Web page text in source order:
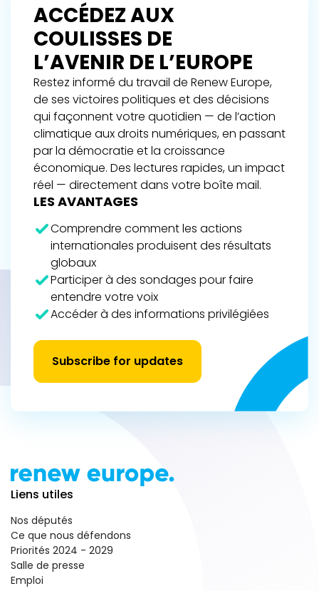
ACCÉDEZ AUX
COULISSES DE
L’AVENIR DE L’EUROPE
Restez informé du travail de Renew Europe,
de ses victoires politiques et des décisions
qui façonnent votre quotidien — de l’action
climatique aux droits numériques, en passant
par la démocratie et la croissance
économique. Des lectures rapides, un impact
réel — directement dans votre boîte mail.
LES AVANTAGES
Comprendre comment les actions
internationales produisent des résultats
globaux
Participer à des sondages pour faire
entendre votre voix
Accéder à des informations privilégiées
Subscribe for updates
Liens utiles
Nos députés
Ce que nous défendons
Priorités 2024 - 2029
Salle de presse
Emploi